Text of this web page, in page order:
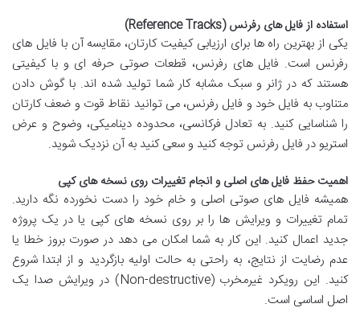
استفاده از فایل های رفرنس (Reference Tracks)
یکی از بهترین راه ها برای ارزیابی کیفیت کارتان، مقایسه آن با فایل های
رفرنس است. فایل های رفرنس، قطعات صوتی حرفه ای و با کیفیتی
هستند که در ژانر و سبک مشابه کار شما تولید شده اند. با گوش دادن
متناوب به فایل خود و فایل رفرنس، می توانید نقاط قوت و ضعف کارتان
را شناسایی کنید. به تعادل فرکانسی، محدوده دینامیکی، وضوح و عرض
استریو در فایل رفرنس توجه کنید و سعی کنید به آن نزدیک شوید.
اهمیت حفظ فایل های اصلی و انجام تغییرات روی نسخه های کپی
همیشه فایل های صوتی اصلی و خام خود را دست نخورده نگه دارید.
تمام تغییرات و ویرایش ها را بر روی نسخه های کپی یا در یک پروژه
جدید اعمال کنید. این کار به شما امکان می دهد در صورت بروز خطا یا
عدم رضایت از نتایج، به راحتی به حالت اولیه بازگردید و از ابتدا شروع
کنید. این رویکرد غیرمخرب (Non-destructive) در ویرایش صدا یک
اصل اساسی است.